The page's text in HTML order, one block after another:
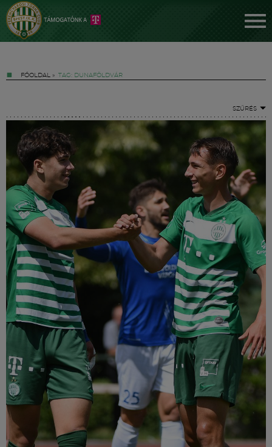
FŐOLDAL » TAG: DUNAFÖLDVÁR
SZŰRÉS
Jegyek
FM YouTube +
Hírek
Labdarúgás
Szakosztályok
Meccscenter
Klub
Szolgáltatások